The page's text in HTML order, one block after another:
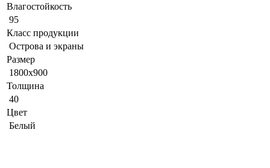
Влагостойкость
95
Класс продукции
Острова и экраны
Размер
1800x900
Толщина
40
Цвет
Белый